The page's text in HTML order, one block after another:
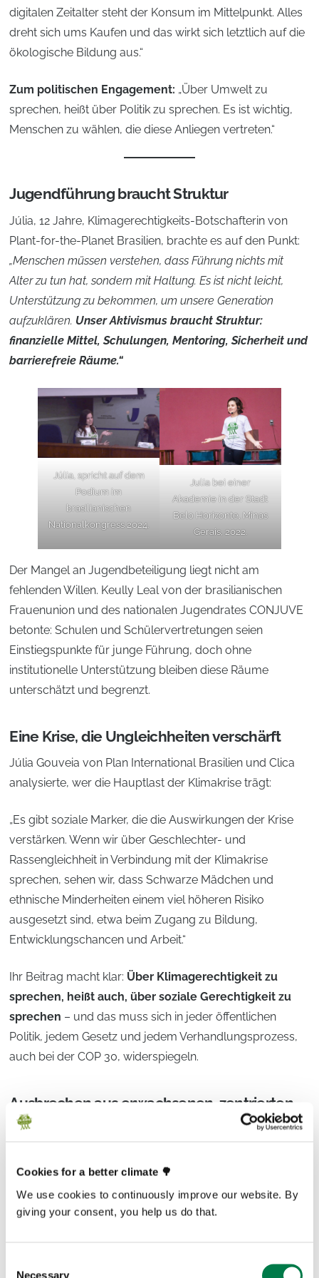
Cookies for a better climate 🌳
We use cookies to continuously improve our website. By
giving your consent, you help us do that.
Necessary
digitalen Zeitalter steht der Konsum im Mittelpunkt. Alles
dreht sich ums Kaufen und das wirkt sich letztlich auf die
ökologische Bildung aus.“
Zum politischen Engagement: „Über Umwelt zu
sprechen, heißt über Politik zu sprechen. Es ist wichtig,
Menschen zu wählen, die diese Anliegen vertreten.“
Jugendführung braucht Struktur
Júlia, 12 Jahre, Klimagerechtigkeits-Botschafterin von
Plant-for-the-Planet Brasilien, brachte es auf den Punkt:
„Menschen müssen verstehen, dass Führung nichts mit
Alter zu tun hat, sondern mit Haltung. Es ist nicht leicht,
Unterstützung zu bekommen, um unsere Generation
aufzuklären. Unser Aktivismus braucht Struktur:
finanzielle Mittel, Schulungen, Mentoring, Sicherheit und
barrierefreie Räume.“
Júlia, spricht auf dem
Podium im
brasilianischen
Nationalkongress 2024.
Julia bei einer
Akademie in der Stadt
Belo Horizonte, Minas
Gerais, 2022.
Der Mangel an Jugendbeteiligung liegt nicht am
fehlenden Willen. Keully Leal von der brasilianischen
Frauenunion und des nationalen Jugendrates CONJUVE
betonte: Schulen und Schülervertretungen seien
Einstiegspunkte für junge Führung, doch ohne
institutionelle Unterstützung bleiben diese Räume
unterschätzt und begrenzt.
Eine Krise, die Ungleichheiten verschärft
Júlia Gouveia von Plan International Brasilien und Clica
analysierte, wer die Hauptlast der Klimakrise trägt:
„Es gibt soziale Marker, die die Auswirkungen der Krise
verstärken. Wenn wir über Geschlechter- und
Rassengleichheit in Verbindung mit der Klimakrise
sprechen, sehen wir, dass Schwarze Mädchen und
ethnische Minderheiten einem viel höheren Risiko
ausgesetzt sind, etwa beim Zugang zu Bildung,
Entwicklungschancen und Arbeit.“
Ihr Beitrag macht klar: Über Klimagerechtigkeit zu
sprechen, heißt auch, über soziale Gerechtigkeit zu
sprechen – und das muss sich in jeder öffentlichen
Politik, jedem Gesetz und jedem Verhandlungsprozess,
auch bei der COP 30, widerspiegeln.
Ausbrechen aus erwachsenen-zentrierten
Systemen
Gesellschaft befreien.“
–Salomão Hage, Professor an der UFPA und Vertreter des
People’s Summit
Beteiligung von Kindern und Jugendlichen an Klimapolitik